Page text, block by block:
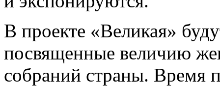
В проекте «Великая»
посвященные величию
собраний страны. Время